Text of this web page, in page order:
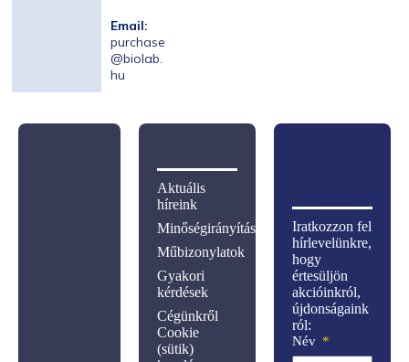
Email:
purchase
@biolab.
hu
Iratkozzon fel
hírlevelünkre,
hogy
értesüljön
akcióinkról,
újdonságaink
ról:
Név
Aktuális
híreink
Minőségirányítás
Műbizonylatok
Gyakori
kérdések
Cégünkről
Cookie
(sütik)